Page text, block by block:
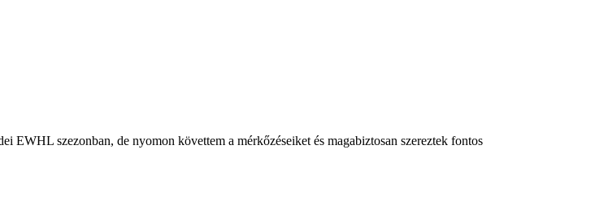
szezonban, de nyomon követtem a mérkőzéseiket és magabiztosan szereztek fontos